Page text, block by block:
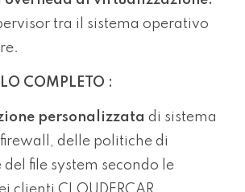
tra il sistema operativo
COMPLETO :
personalizzata di sistema
delle politiche di
del file system secondo le